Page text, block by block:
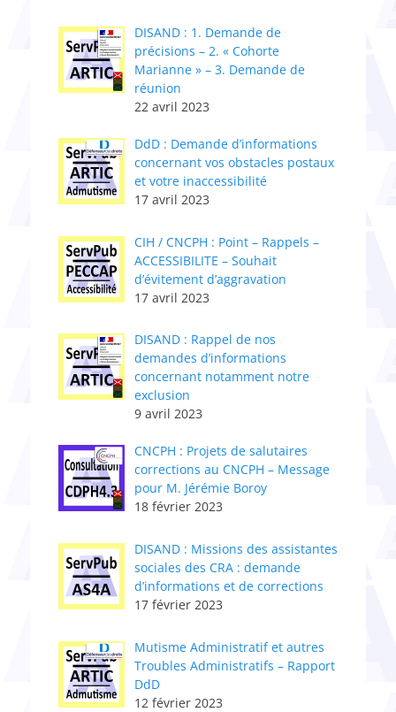
DISAND : 1. Demande de
précisions – 2. « Cohorte
Marianne » – 3. Demande de
réunion
22 avril 2023
DdD : Demande d’informations
concernant vos obstacles postaux
et votre inaccessibilité
17 avril 2023
CIH / CNCPH : Point – Rappels –
ACCESSIBILITE – Souhait
d’évitement d’aggravation
17 avril 2023
DISAND : Rappel de nos
demandes d’informations
concernant notamment notre
exclusion
9 avril 2023
CNCPH : ​Projets de salutaires
corrections au CNCPH – Message
pour M. Jérémie Boroy
18 février 2023
DISAND : Missions des assistantes
sociales des CRA : demande
d’informations et de corrections
17 février 2023
Mutisme Administratif et autres
Troubles Administratifs – Rapport
DdD
12 février 2023